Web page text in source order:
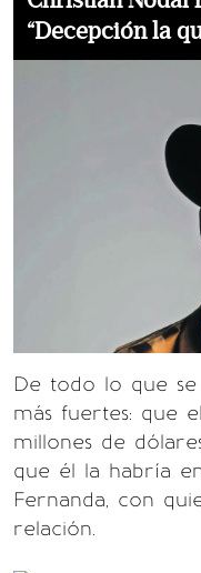
“Decepción la
De todo lo que se
más fuertes: que
millones de
que él la habría
Fernanda, con
relación.